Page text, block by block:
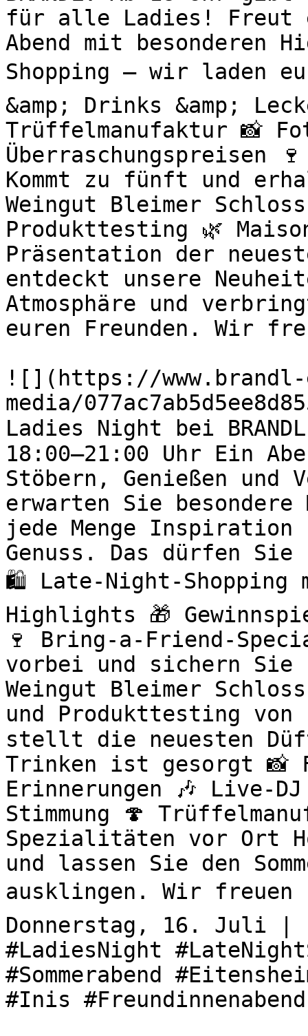
für alle Ladies! Freut
Abend mit besonderen
Shopping – wir laden
&amp; Drinks &amp;
Trüffelmanufaktur 📸
Überraschungspreisen
Kommt zu fünft und
Weingut Bleimer
Produkttesting 🌿
Präsentation der
entdeckt unsere
Atmosphäre und
euren Freunden. Wir
![](https://
media/
Ladies Night bei
18:00–21:00 Uhr Ein
Stöbern, Genießen und
erwarten Sie besondere
jede Menge
Genuss. Das dürfen
🛍️ Late-Night-
Highlights 🎁
🍷 Bring-a-Friend-
vorbei und sichern Sie
Weingut Bleimer
und Produkttesting
stellt die neuesten
Trinken ist gesorgt 📸
Erinnerungen 🎶
Stimmung 🍄
Spezialitäten vor Ort
und lassen Sie den
ausklingen. Wir freuen
Donnerstag, 16. Juli |
#LadiesNight
#Sommerabend
#Inis